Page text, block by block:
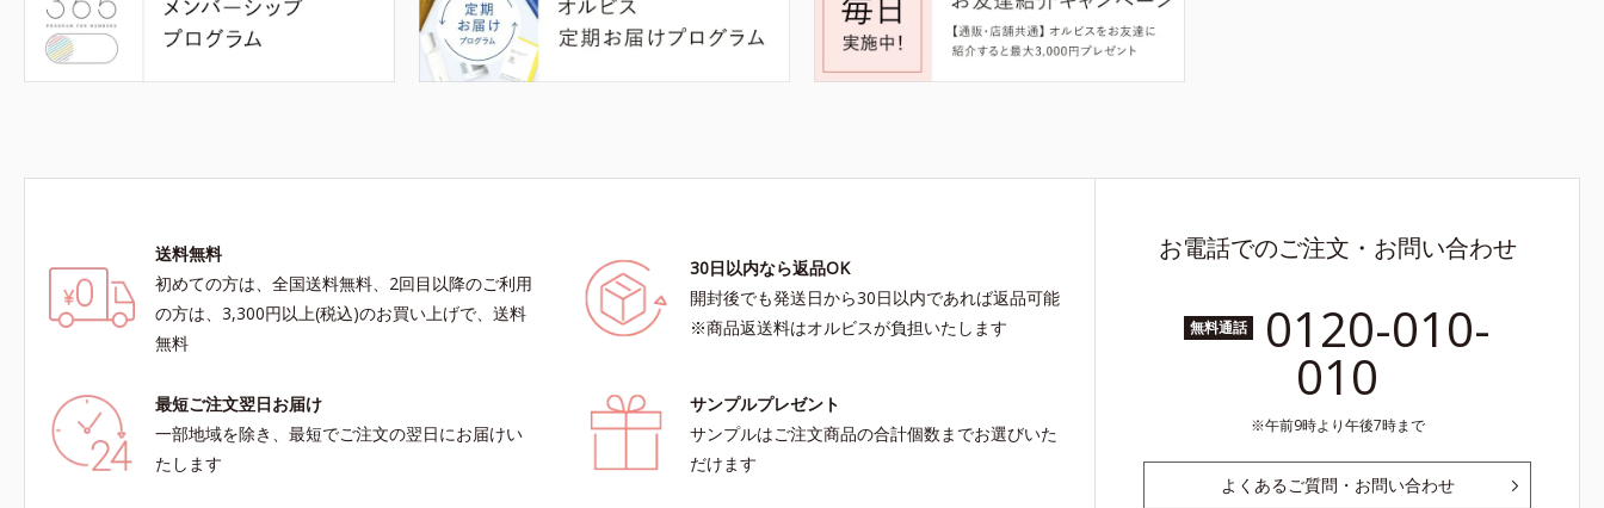
送料無料
初めての方は、全国送料無料、2回目以降のご利用
の方は、3,300円以上(税込)のお買い上げで、送料
無料
30日以内なら返品OK
開封後でも発送日から30日以内であれば返品可能
※商品返送料はオルビスが負担いたします
最短ご注文翌日お届け
一部地域を除き、最短でご注文の翌日にお届けい
たします
サンプルプレゼント
サンプルはご注文商品の合計個数までお選びいた
だけます
お電話でのご注文・お問い合わせ
無料通話 0120-010-
010
午前9時より午後7時まで
よくあるご質問・お問い合わせ